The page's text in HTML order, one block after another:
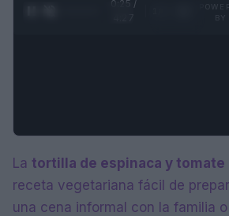
0:25 /
La tortilla de espinaca y tomate
receta vegetariana fácil de
una cena informal con la familia